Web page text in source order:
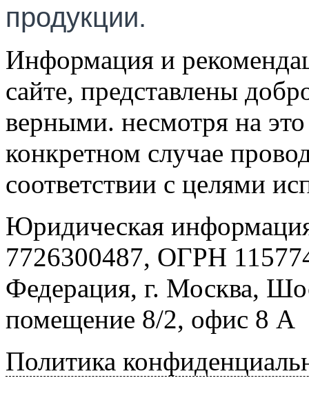
продукции.
Информация и
сайте, представлены
верными. несмотря на
конкретном случае
соответствии с целями
Юридическая
7726300487, ОГРН
Федерация, г. Москва,
помещение 8/2, офис 8 А
Политика